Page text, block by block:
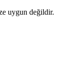
uygun değildir.